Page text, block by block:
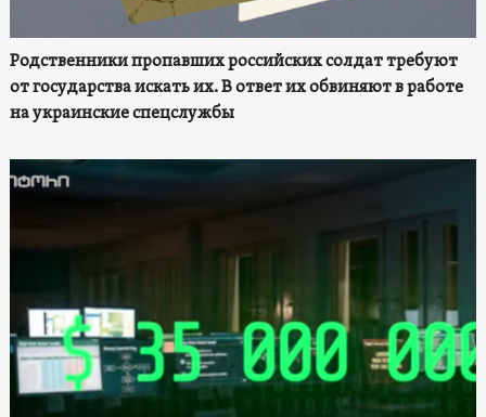
Родственники пропавших российских солдат требуют
от государства искать их. В ответ их обвиняют в работе
на украинские спецслужбы